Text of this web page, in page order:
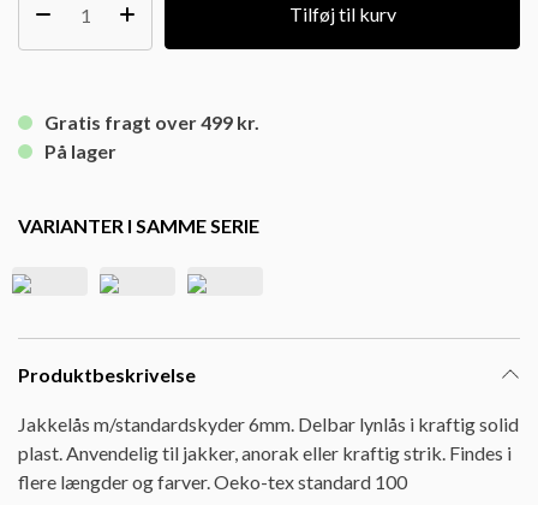
Tilføj til kurv
Gratis fragt over 499 kr.
På lager
VARIANTER I SAMME SERIE
Produktbeskrivelse
Jakkelås m/standardskyder 6mm. Delbar lynlås i kraftig solid
plast. Anvendelig til jakker, anorak eller kraftig strik. Findes i
flere længder og farver. Oeko-tex standard 100